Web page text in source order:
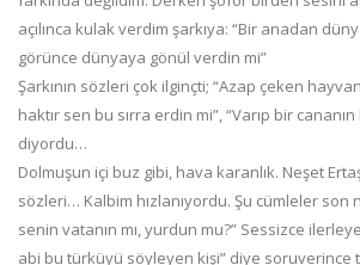
açılınca kulak verdim şarkıya: “Bir anadan
görünce dünyaya gönül verdin mi”
Şarkının sözleri çok ilginçti; “Azap çeken
haktır sen bu sırra erdin mi”, “Varıp bir
diyordu…
Dolmuşun içi buz gibi, hava karanlık. Neşet
sözleri… Kalbim hızlanıyordu. Şu cümleler son
senin vatanın mı, yurdun mu?” Sessizce
abi bu türküyü söyleyen kişi” diye soruverince